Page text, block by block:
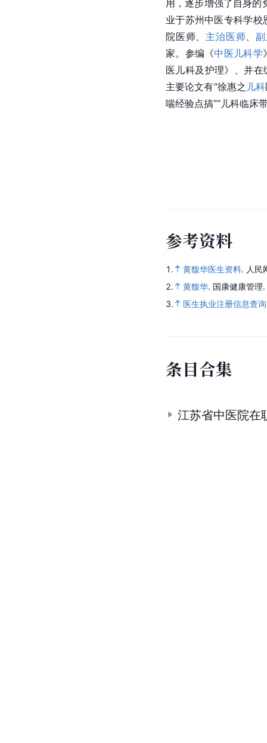
用，逐步增强了自身
业于苏州中医专科学
院医师、 主治医师 、
家。参编《中医儿科学
医儿科及护理》、并
主要论文有“徐惠之 儿科
喘经验点搞”“儿科临床
参考资料
1. 黄馥华医生资料. 人民
2.
黄馥华. 国康健康管理.
3.
医生执业注册信息查询
条目合集
江苏省中医院在